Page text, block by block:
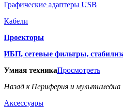
Графические адаптеры USB
Кабели
Проекторы
ИБП, сетевые фильтры,
Умная техникаПросмотреть
Назад к Периферия и мультимедиа
Аксессуары